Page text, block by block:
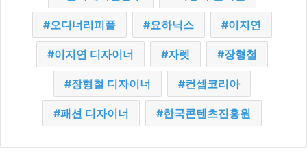
오디너리피플 요하닉스 이지연
이지연 디자이너 자렛 장형철
장형철 디자이너 컨셉코리아
패션 디자이너 한국콘텐츠진흥원